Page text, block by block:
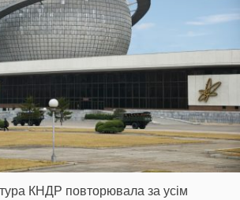
КНДР повторювала за усім